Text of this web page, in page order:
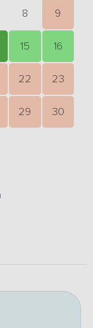
8 9
15 16
22 23
29 30